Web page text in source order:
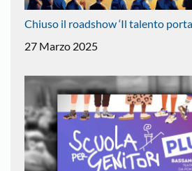
Chiuso il roadshow ‘Il talento
27 Marzo 2025